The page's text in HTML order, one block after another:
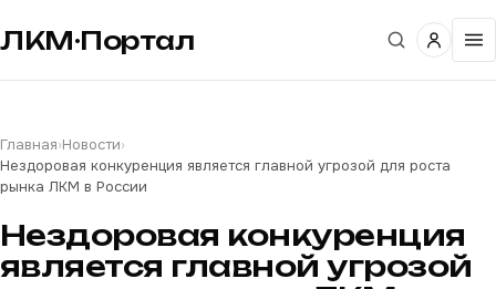
ЛКМ·Портал
Главная›Новости›
Нездоровая конкуренция является главной угрозой для роста
рынка ЛКМ в России
Нездоровая конкуренция
является главной угрозой